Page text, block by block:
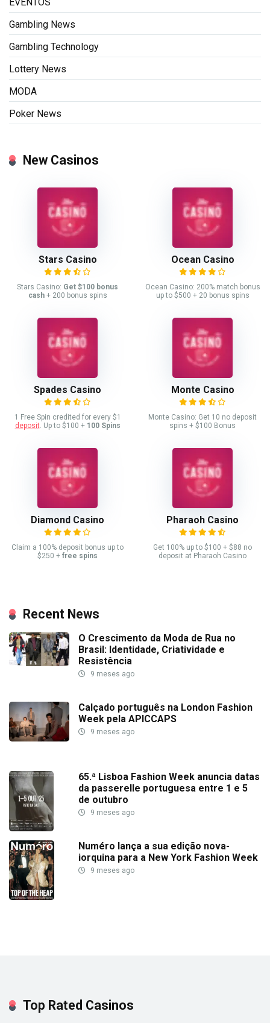
Gambling News
Gambling Technology
Lottery News
MODA
Poker News
New Casinos
Stars Casino
Stars Casino: Get $100 bonus
cash+ 200 bonus spins
Ocean Casino
Ocean Casino: 200% match bonus
up to $500 + 20 bonus spins
Spades Casino
1 Free Spin credited for every $1
deposit. Up to $100 + 100 Spins
Monte Casino
Monte Casino: Get 10 no deposit
spins + $100 Bonus
Diamond Casino
Claim a 100% deposit bonus up to
$250 + free spins
Pharaoh Casino
Get 100% up to $100 + $88 no
deposit at Pharaoh Casino
Recent News
O Crescimento da Moda de Rua no
Brasil: Identidade, Criatividade e
Resistência
9 meses ago
Calçado português na London Fashion
Week pela APICCAPS
9 meses ago
65.ª Lisboa Fashion Week anuncia datas
da passerelle portuguesa entre 1 e 5
de outubro
9 meses ago
Numéro lança a sua edição nova-
iorquina para a New York Fashion Week
9 meses ago
Top Rated Casinos